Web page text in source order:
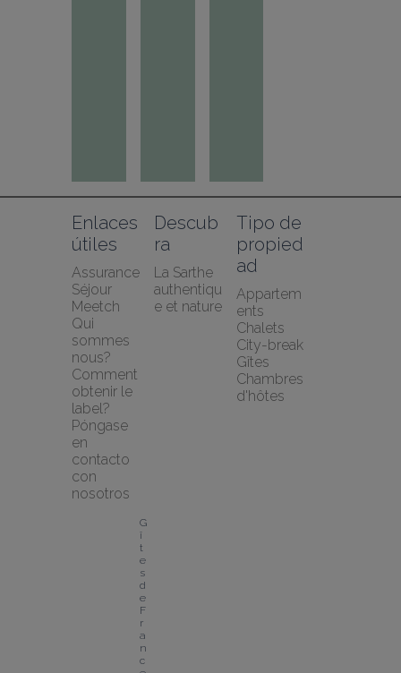
Enlaces
útiles
Assurance
Séjour
Meetch
Qui
sommes
nous?
Comment
obtenir le
label?
Póngase
en
contacto
con
nosotros
Descub
ra
La Sarthe
authentiqu
e et nature
Tipo de
propied
ad
Appartem
ents
Chalets
City-break
Gîtes
Chambres
d'hôtes
G
î
t
e
s
d
e
F
r
a
n
c